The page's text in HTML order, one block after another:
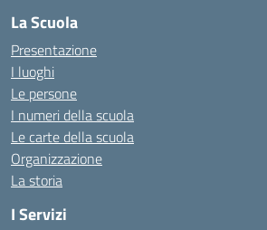
La Scuola
Presentazione
I luoghi
Le persone
I numeri della scuola
Le carte della scuola
Organizzazione
La storia
I Servizi